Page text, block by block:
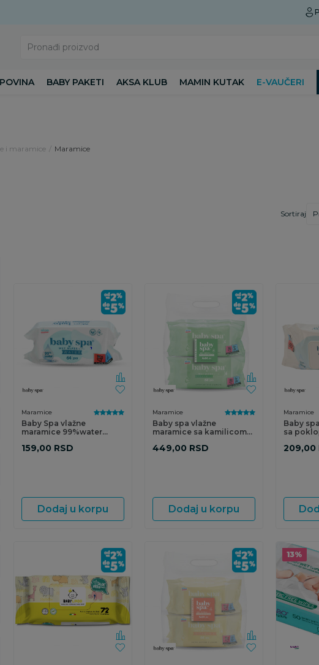
Pronađi proizvod
BABY PAKETI AKSA KLUB MAMIN KUTAK E-VAUČERI
i maramice Maramice
Sortiraj
Maramice
Baby Spa vlažne
maramice 99%water
159,00 RSD
Dodaj u korpu
Maramice
Baby spa vlažne
maramice sa kamilicom
449,00 RSD
Dodaj u korpu
Maramice
Baby
sa
209,00
13%